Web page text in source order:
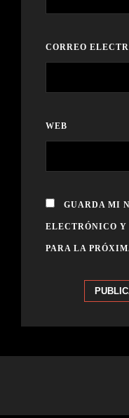
CORREO
WEB
GUARDA MI
ELECTRÓNICO Y
PARA LA